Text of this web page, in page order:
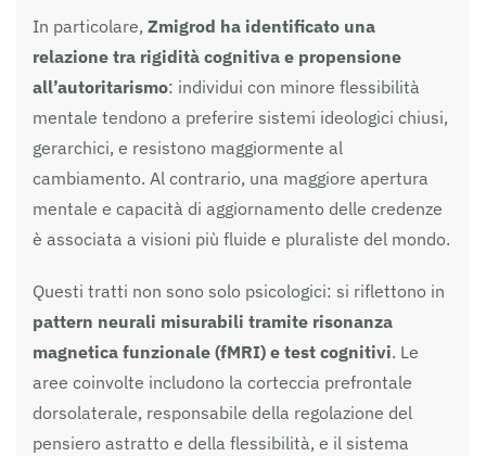
In particolare, Zmigrod ha identificato una
relazione tra rigidità cognitiva e propensione
all’autoritarismo: individui con minore flessibilità
mentale tendono a preferire sistemi ideologici chiusi,
gerarchici, e resistono maggiormente al
cambiamento. Al contrario, una maggiore apertura
mentale e capacità di aggiornamento delle credenze
è associata a visioni più fluide e pluraliste del mondo.
Questi tratti non sono solo psicologici: si riflettono in
pattern neurali misurabili tramite risonanza
magnetica funzionale (fMRI) e test cognitivi. Le
aree coinvolte includono la corteccia prefrontale
dorsolaterale, responsabile della regolazione del
pensiero astratto e della flessibilità, e il sistema